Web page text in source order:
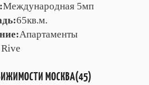
Международная 5мп
65кв.м.
Апартаменты
МОСКВА(45)